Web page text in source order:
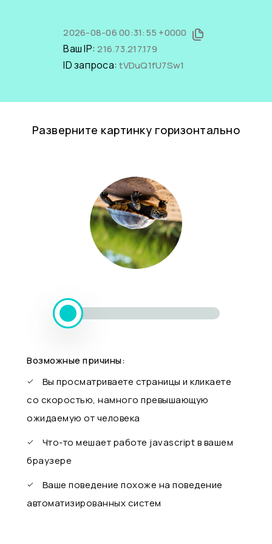
2026-08-06 00:31:55 +0000
Ваш IP:216.73.217.179
ID запроса:tVDuQ1fU7Sw1
Разверните картинку горизонтально
Возможные причины:
Вы просматриваете страницы и кликаете
со скоростью, намного превышающую
ожидаемую от человека
Что-то мешает работе javascript в вашем
браузере
Ваше поведение похоже на поведение
автоматизированных систем